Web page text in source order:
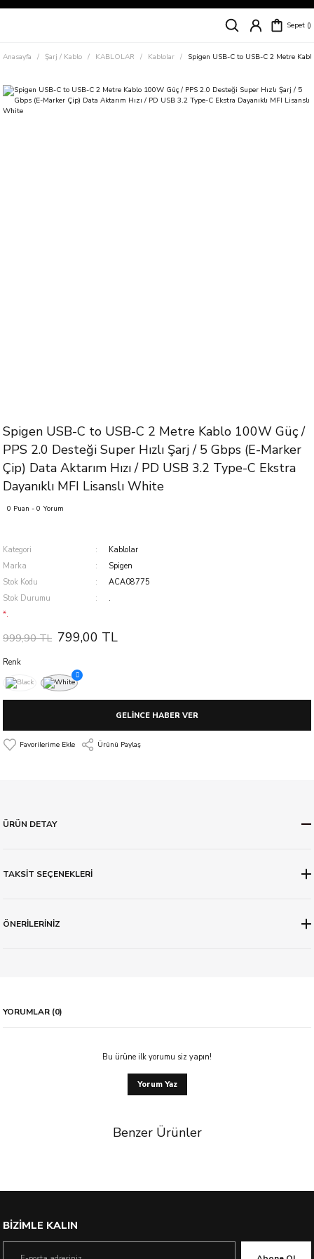
Siparişleriniz
Süper İndirimli Fiyatlar
Sepet
Anasayfa Şarj / Kablo KABLOLAR Kablolar Spigen USB-C to USB-C 2 Metre
Spigen USB-C to USB-C 2 Metre Kablo 100W Güç /
PPS 2.0 Desteği Super Hızlı Şarj / 5 Gbps (E-Marker
Çip) Data Aktarım Hızı / PD USB 3.2 Type-C Ekstra
Dayanıklı MFI Lisanslı White
0 Puan - 0 Yorum
Kategori
Kablolar
Marka
Spigen
Stok Kodu
ACA08775
Stok Durumu
.
*.
999,90 TL 799,00 TL
Renk
GELİNCE HABER VER
Ürünü Paylaş
ÜRÜN DETAY
TAKSİT SEÇENEKLERİ
ÖNERİLERİNİZ
YORUMLAR (0)
Bu ürüne ilk yorumu siz yapın!
Yorum Yaz
Benzer Ürünler
BİZİMLE KALIN